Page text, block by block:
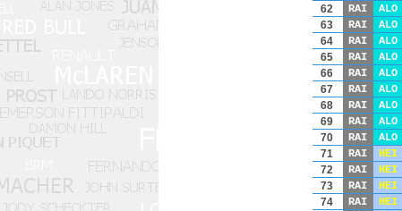
62
RAI ALO
63
RAI ALO
64
RAI ALO
65
RAI ALO
66
RAI ALO
67
RAI ALO
68
RAI ALO
69
RAI ALO
70
RAI ALO
71
RAI HEI
72
RAI HEI
73
RAI HEI
74
RAI HEI